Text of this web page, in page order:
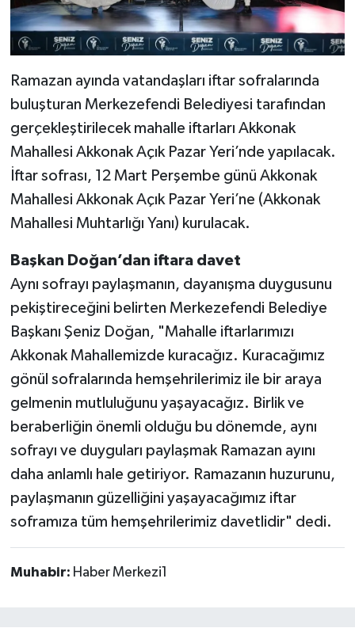
Ramazan ayında vatandaşları iftar sofralarında
buluşturan Merkezefendi Belediyesi tarafından
gerçekleştirilecek mahalle iftarları Akkonak
Mahallesi Akkonak Açık Pazar Yeri’nde yapılacak.
İftar sofrası, 12 Mart Perşembe günü Akkonak
Mahallesi Akkonak Açık Pazar Yeri’ne (Akkonak
Mahallesi Muhtarlığı Yanı) kurulacak.
Başkan Doğan’dan iftara davet
Aynı sofrayı paylaşmanın, dayanışma duygusunu
pekiştireceğini belirten Merkezefendi Belediye
Başkanı Şeniz Doğan, "Mahalle iftarlarımızı
Akkonak Mahallemizde kuracağız. Kuracağımız
gönül sofralarında hemşehrilerimiz ile bir araya
gelmenin mutluluğunu yaşayacağız. Birlik ve
beraberliğin önemli olduğu bu dönemde, aynı
sofrayı ve duyguları paylaşmak Ramazan ayını
daha anlamlı hale getiriyor. Ramazanın huzurunu,
paylaşmanın güzelliğini yaşayacağımız iftar
soframıza tüm hemşehrilerimiz davetlidir" dedi.
Muhabir: Haber Merkezi1